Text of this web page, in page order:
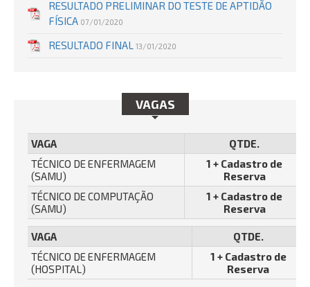
RESULTADO PRELIMINAR DO TESTE DE APTIDÃO
FÍSICA 07/01/2020
RESULTADO FINAL 13/01/2020
VAGAS
VAGA
QTDE.
TÉCNICO DE ENFERMAGEM
(SAMU)
1 + Cadastro de
Reserva
TÉCNICO DE COMPUTAÇÃO
(SAMU)
1 + Cadastro de
Reserva
VAGA
QTDE.
TÉCNICO DE ENFERMAGEM
(HOSPITAL)
1 + Cadastro de
Reserva